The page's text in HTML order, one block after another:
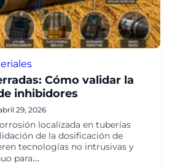
Cómo validar la
inhibidores
29, 2026
localizada en tuberías
de la dosificación de
tecnologías no intrusivas y
para…